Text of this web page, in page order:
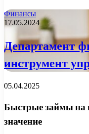
Финансы
17.05.2024
Департамент
инструмент
05.04.2025
Быстрые займы на
значение